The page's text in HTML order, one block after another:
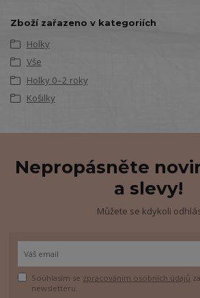
Zboží zařazeno v kategoriích
Holky
Vše
Holky 0–2 roky
Košilky
Nepropásněte
a slevy!
Můžete se kdykoli
Souhlasím se zpracováním osobních údajů
newsletteru.